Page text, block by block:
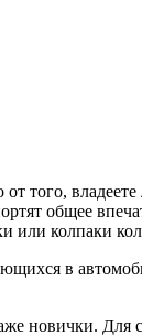
того,
общее
колпаки
в
новички.